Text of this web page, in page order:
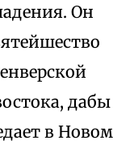
Он
дабы
в Новом